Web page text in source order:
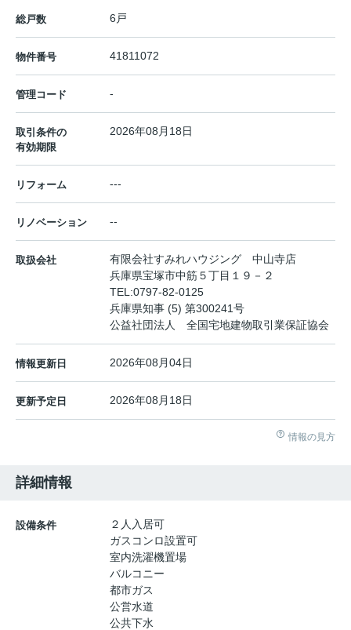
総戸数 6戸
物件番号 41811072
管理コード -
取引条件の
有効期限
2026年08月18日
リフォーム ---
リノベーション --
取扱会社
有限会社すみれハウジング 中山寺店
兵庫県宝塚市中筋５丁目１９－２
TEL:0797-82-0125
兵庫県知事 (5) 第300241号
公益社団法人 全国宅地建物取引業保証協会
情報更新日 2026年08月04日
更新予定日 2026年08月18日
情報の見方
詳細情報
設備条件
２人入居可
ガスコンロ設置可
室内洗濯機置場
バルコニー
都市ガス
公営水道
公共下水